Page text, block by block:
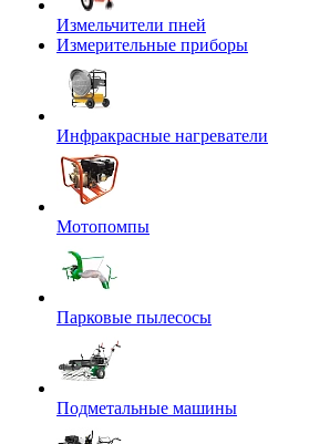
Измельчители пней
Измерительные приборы
Инфракрасные нагреватели
Мотопомпы
Парковые пылесосы
Подметальные машины